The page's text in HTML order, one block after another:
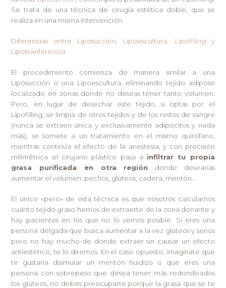
Se trata de una técnica de cirugía estética doble, que se
realiza en una misma intervención.
Diferencias entre Liposucción, Lipoescultura, Lipofillingy
Lipotranferencia
El procedimiento comienza de manera similar a una
Liposucción o una Lipoescultura, eliminando tejido adiposo
localizado en zonas donde no deseas tener tanto volumen.
Pero, en lugar de desechar este tejido, si optas por el
Lipofilling, se limpia de otros tejidos y de los restos de sangre
(nunca se extraen única y exclusivamente adipocitos y nada
más), se somete a un tratamiento en el mismo quirófano,
mientras continúa el efecto de la anestesia, y con precisión
milimétrica el cirujano plástico pasa a infiltrar tu propia
grasa purificada en otra región donde desearías
aumentar el volumen: pechos, glúteos, cadera, mentón…
El único «pero» de esta técnica es que nosotros calculamos
cuánto tejido graso hemos de extraerte de la zona donante y
hay pacientes en los que no lo vemos posible. Si eres una
persona delgada que busca aumentar a la vez glúteos y senos
pero no hay mucho de donde extraer sin causar un efecto
antiestético, te lo diremos. En el caso opuesto, imagínate que
te gustaría disimular un mentón huidizo o que eres una
persona con sobrepeso que desea tener más redondeados
los glúteos, no debes preocuparte porque la grasa que se te